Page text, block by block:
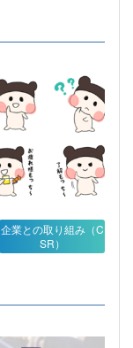
企業との取り組み（C
SR）